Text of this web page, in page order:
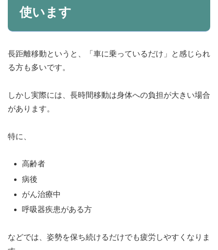
使います
長距離移動というと、「車に乗っているだけ」と感じられ
る方も多いです。
しかし実際には、長時間移動は身体への負担が大きい場合
があります。
特に、
高齢者
病後
がん治療中
呼吸器疾患がある方
などでは、姿勢を保ち続けるだけでも疲労しやすくなりま